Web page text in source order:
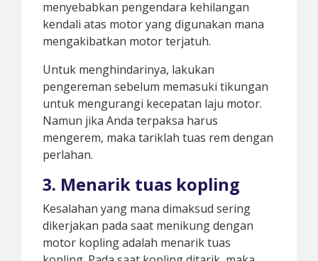
menyebabkan pengendara kehilangan
kendali atas motor yang digunakan mana
mengakibatkan motor terjatuh.
Untuk menghindarinya, lakukan
pengereman sebelum memasuki tikungan
untuk mengurangi kecepatan laju motor.
Namun jika Anda terpaksa harus
mengerem, maka tariklah tuas rem dengan
perlahan.
3. Menarik tuas kopling
Kesalahan yang mana dimaksud sering
dikerjakan pada saat menikung dengan
motor kopling adalah menarik tuas